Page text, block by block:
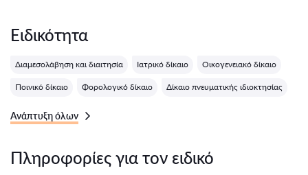
Ειδικότητα
Διαμεσολάβηση και διαιτησία Ιατρικό δίκαιο Οικογενειακό δίκαιο
Ποινικό δίκαιο Φορολογικό δίκαιο Δίκαιο πνευματικής ιδιοκτησίας
Ανάπτυξη όλων
Πληροφορίες για τον ειδικό